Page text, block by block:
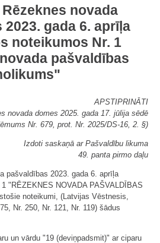
novada
gada 6. aprīļa
noteikumos Nr. 1
pašvaldības
APSTIPRINĀTI
novada domes 2025. gada 17. jūlija sēdē
Nr. 679, prot. Nr. 2025/DS-16, 2. §)
Izdoti saskaņā ar Pašvaldību likuma
49. panta pirmo daļu
pašvaldības 2023. gada 6. aprīļa
"RĒZEKNES NOVADA PAŠVALDĪBAS
noteikumi, (Latvijas Vēstnesis,
Nr. 250, Nr. 121, Nr. 119) šādus
un vārdu "19 (deviņpadsmit)" ar ciparu